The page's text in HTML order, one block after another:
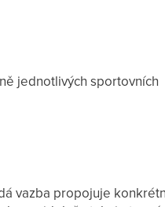
jednotlivých sportovních
vazba propojuje